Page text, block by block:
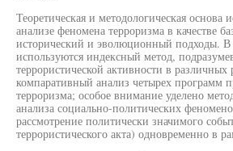
Теоретическая и методологическая основа
анализе феномена терроризма в качестве
исторический и эволюционный подходы. В
используются индексный метод,
террористической активности в
компаративный анализ четырех программ
терроризма; особое внимание уделено
анализа социально-политических
рассмотрение политически значимого
террористического акта) одновременно в